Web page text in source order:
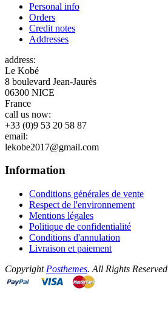
Personal info
Orders
Credit notes
Addresses
address:
Le Kobé
8 boulevard Jean-Jaurès
06300 NICE
France
call us now:
+33 (0)9 53 20 58 87
email:
lekobe2017@gmail.com
Information
Conditions générales de vente
Respect de l'environnement
Mentions légales
Politique de confidentialité
Conditions d'annulation
Livraison et paiement
Copyright Posthemes. All Rights Reserved